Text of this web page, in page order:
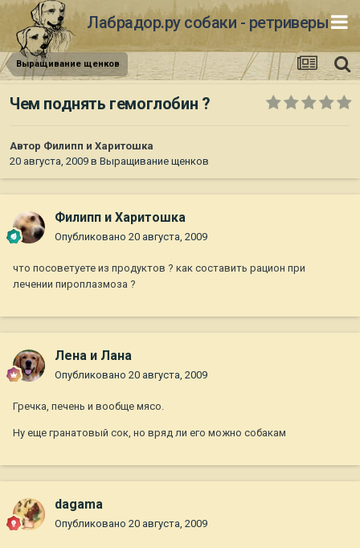
Лабрадор.ру собаки - ретриверы
Выращивание щенков
Чем поднять гемоглобин ?
Автор Филипп и Харитошка
20 августа, 2009 в Выращивание щенков
Филипп и Харитошка
Опубликовано 20 августа, 2009
что посоветуете из продуктов ? как составить рацион при
лечении пироплазмоза ?
Лена и Лана
Опубликовано 20 августа, 2009
Гречка, печень и вообще мясо.
Ну еще гранатовый сок, но вряд ли его можно собакам
dagama
Опубликовано 20 августа, 2009